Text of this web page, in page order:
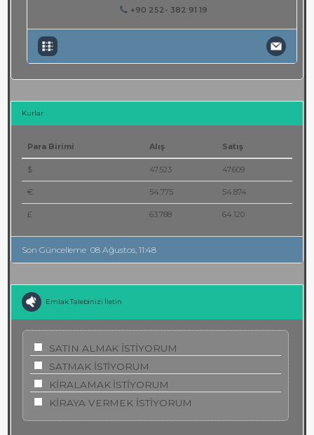
+90 252- 382 91 19
Kurlar
Para Birimi Alış Satış
$ 47.523 47.609
€ 54.775 54.874
£ 63.788 64.120
Son Güncelleme 08 Ağustos, 11:48
Emlak Talebinizi İletin
SATIN ALMAK İSTİYORUM
SATMAK İSTİYORUM
KİRALAMAK İSTİYORUM
KİRAYA VERMEK İSTİYORUM